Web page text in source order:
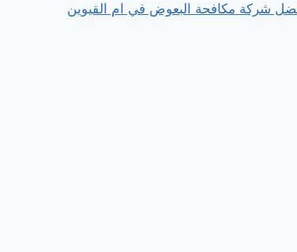
شركة مكافحة البعوض في ام القيوين